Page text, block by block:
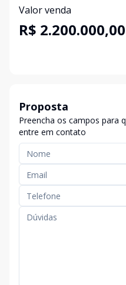
Valor venda
R$ 2.200.000,00
Proposta
Preencha os campos para
entre em contato